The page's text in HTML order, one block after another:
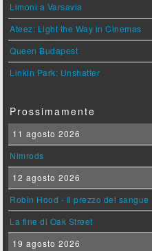
Limoni a Varsavia
Ateez: Light the Way in Cinemas
Queen Budapest
Linkin Park: Unshatter
Prossimamente
11 agosto 2026
Nimrods
12 agosto 2026
Robin Hood - Il prezzo del sangue
La fine di Oak Street
19 agosto 2026